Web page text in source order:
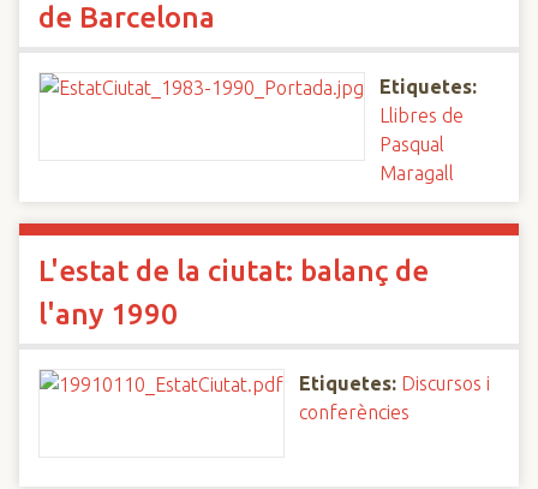
de Barcelona
Etiquetes:
Llibres de
Pasqual
Maragall
L'estat de la ciutat: balanç de
l'any 1990
Etiquetes: Discursos i
conferències